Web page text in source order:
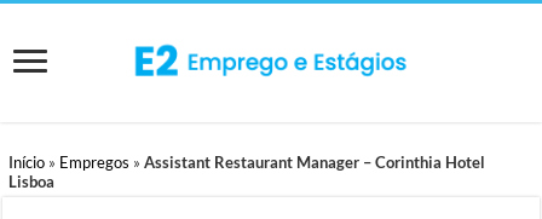
Início » Empregos »Assistant Restaurant Manager – Corinthia Hotel
Lisboa